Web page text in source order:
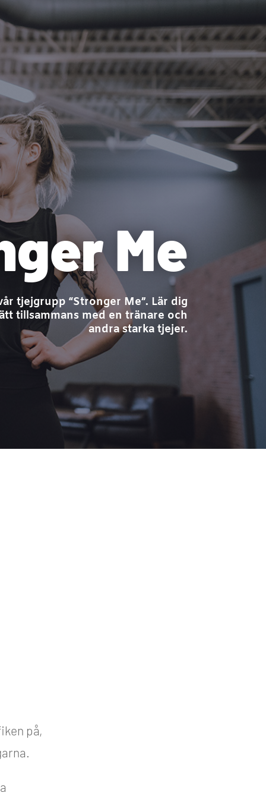
Me
tjejgrupp “Stronger Me”. Lär dig
tillsammans med en tränare och
andra starka tjejer.
på,